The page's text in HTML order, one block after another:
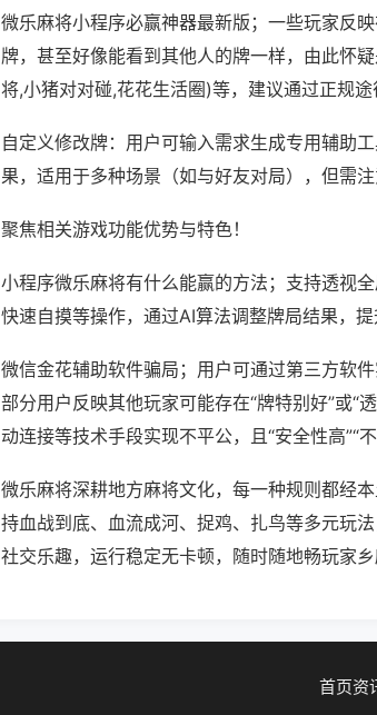
微乐麻将小程序必赢神器最新版；一些玩家反
牌，甚至好像能看到其他人的牌一样，由此怀
将,小猪对对碰,花花生活圈)等，建议通过正规途
自定义修改牌：用户可输入需求生成专用辅助
果，适用于多种场景（如与好友对局），但需
聚焦相关游戏功能优势与特色！
小程序微乐麻将有什么能赢的方法；支持透视
快速自摸等操作，通过AI算法调整牌局结果，提
微信金花辅助软件骗局；用户可通过第三方软件
部分用户反映其他玩家可能存在“牌特别好”或“
动连接等技术手段实现不平公，且“安全性高”“不
微乐麻将深耕地方麻将文化，每一种规则都经
持血战到底、血流成河、捉鸡、扎鸟等多元玩
社交乐趣，运行稳定无卡顿，随时随地畅玩家乡
首页资